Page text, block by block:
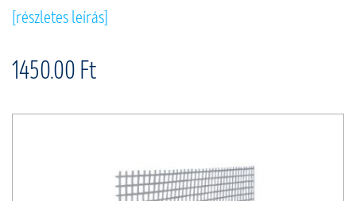
[részletes leírás]
1450.00 Ft